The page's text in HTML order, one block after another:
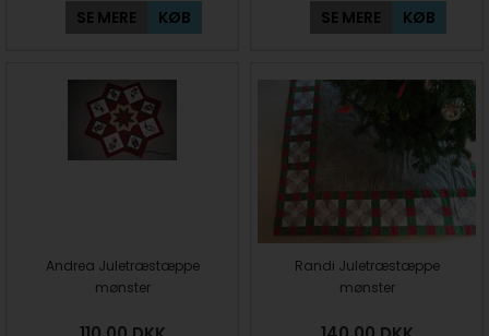
SE MERE KØB SE MERE KØB
Andrea Juletræstæppe
mønster
Randi Juletræstæppe
mønster